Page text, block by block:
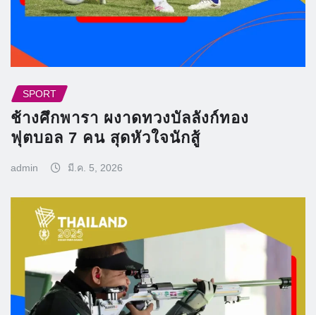
SPORT
ช้างศึกพารา ผงาดทวงบัลลังก์ทอง
ฟุตบอล 7 คน สุดหัวใจนักสู้
admin มี.ค. 5, 2026